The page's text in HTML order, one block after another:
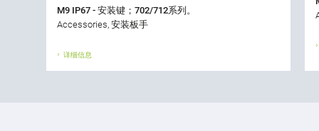
M9 IP67 - 安装键；702/712系列。
Accessories, 安装板手
详细信息